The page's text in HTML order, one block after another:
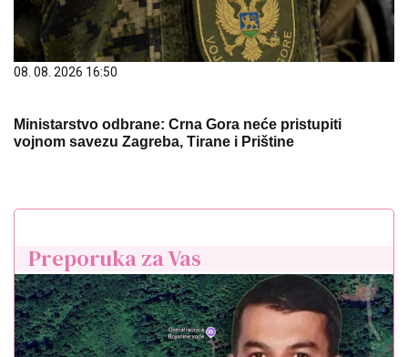
08. 08. 2026 16:50
Ministarstvo odbrane: Crna Gora neće pristupiti
vojnom savezu Zagreba, Tirane i Prištine
Preporuka za Vas